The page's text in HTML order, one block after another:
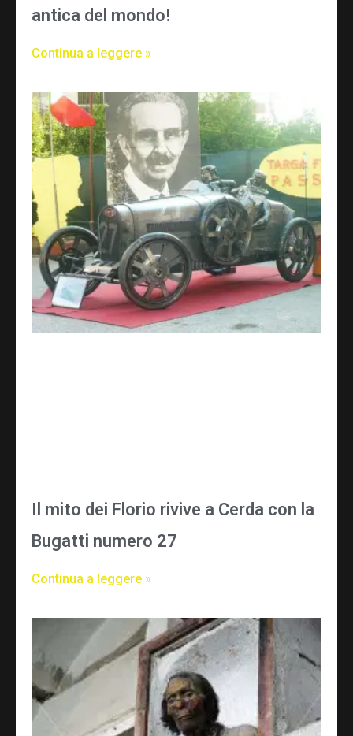
antica del mondo!
Continua a leggere »
Il mito dei Florio rivive a Cerda con la
Bugatti numero 27
Continua a leggere »